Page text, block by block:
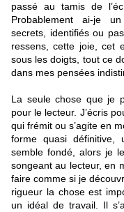
passé au tamis de
Probablement ai-je
secrets, identifiés ou
ressens, cette joie, cet
sous les doigts, tout ce
dans mes pensées
La seule chose que je
pour le lecteur. J’écris
qui frémit ou s’agite en
forme quasi définitive,
semble fondé, alors je
songeant au lecteur, en
faire comme si je
rigueur la chose est
un idéal de travail. Il